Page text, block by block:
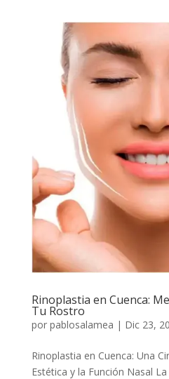
Rinoplastia en Cuenca:
Tu Rostro
por pablosalamea | Dic 23,
Rinoplastia en Cuenca: Una
Estética y la Función Nasal